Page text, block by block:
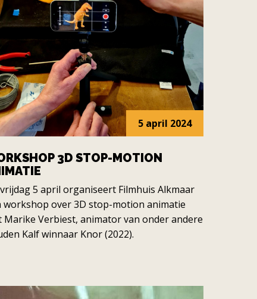
5 april 2024
3D STOP-MOTION
5 april organiseert Filmhuis Alkmaar
workshop over 3D stop-motion animatie
Marike Verbiest, animator van onder andere
Kalf winnaar Knor (2022).